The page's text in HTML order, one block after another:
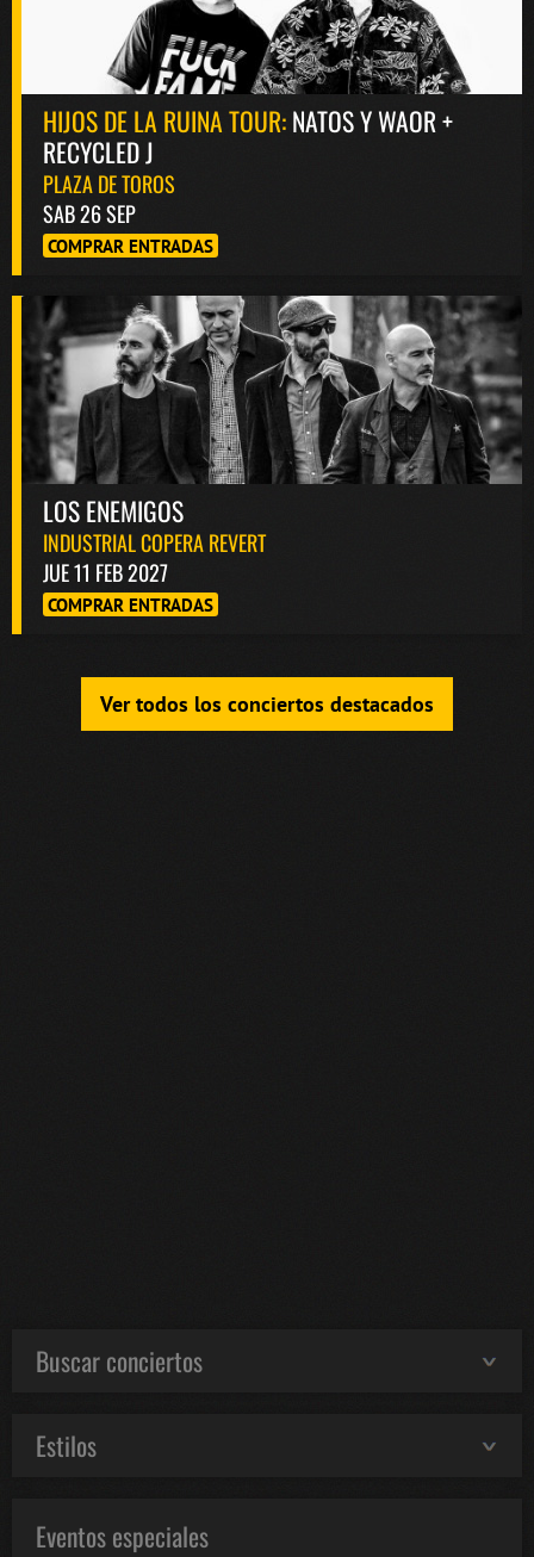
HIJOS DE LA RUINA TOUR:NATOS Y WAOR +
RECYCLED J
PLAZA DE TOROS
SAB 26 SEP
COMPRAR ENTRADAS
LOS ENEMIGOS
INDUSTRIAL COPERA REVERT
JUE 11 FEB 2027
COMPRAR ENTRADAS
Ver todos los conciertos destacados
Buscar conciertos
Estilos
Eventos especiales